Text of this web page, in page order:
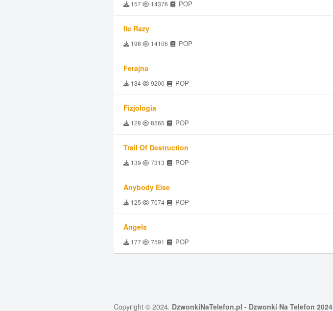
157 14376 POP
Ile Razy
198 14106 POP
Ferajna
134 9200 POP
Fizjologia
128 8565 POP
Trail Of Destruction
139 7313 POP
Anybody Else
125 7074 POP
Angels
177 7591 POP
Copyright © 2024. DzwonkiNaTelefon.pl - Dzwonki Na Telefon 2024